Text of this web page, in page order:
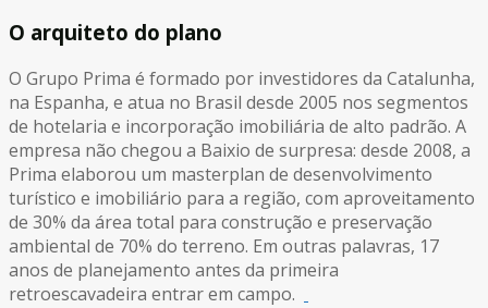
O arquiteto do plano
O Grupo Prima é formado por investidores da Catalunha,
na Espanha, e atua no Brasil desde 2005 nos segmentos
de hotelaria e incorporação imobiliária de alto padrão. A
empresa não chegou a Baixio de surpresa: desde 2008, a
Prima elaborou um masterplan de desenvolvimento
turístico e imobiliário para a região, com aproveitamento
de 30% da área total para construção e preservação
ambiental de 70% do terreno. Em outras palavras, 17
anos de planejamento antes da primeira
retroescavadeira entrar em campo.